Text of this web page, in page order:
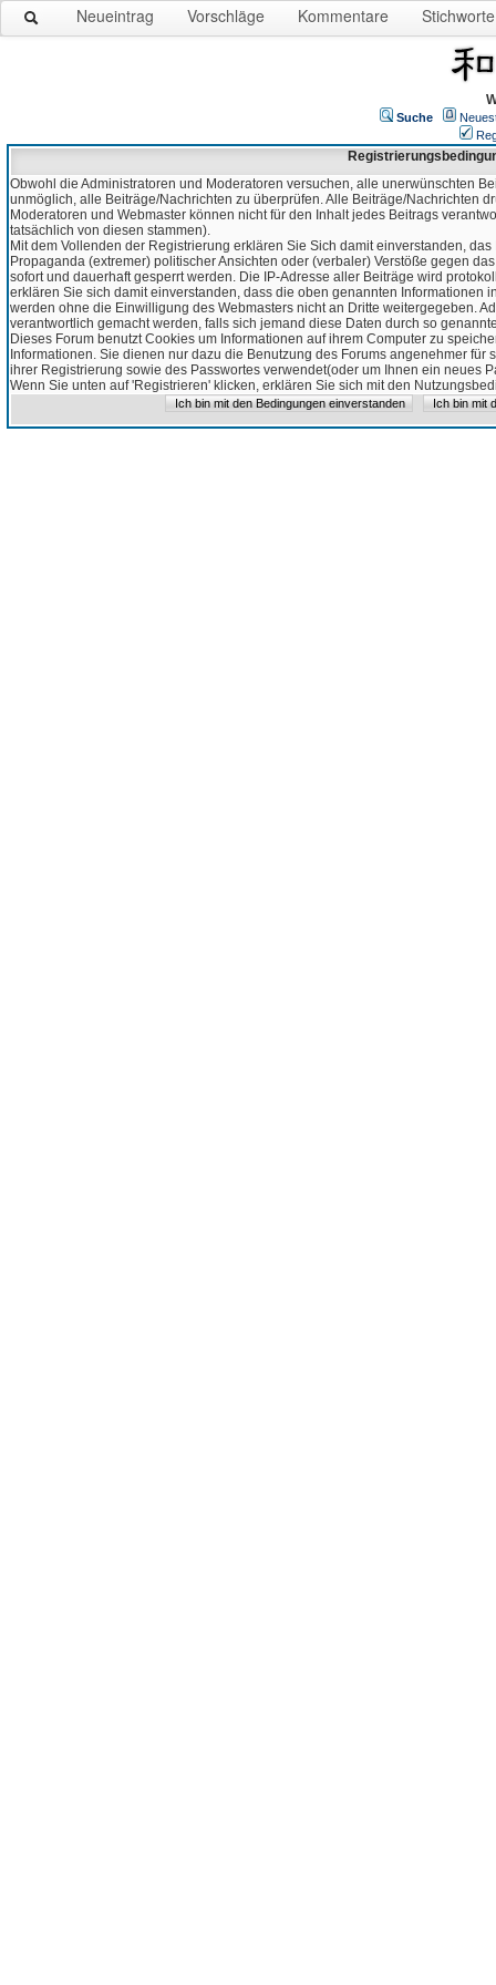
Neueintrag Vorschläge Kommentare Stichworte
Suche
Obwohl die Administratoren und Moderatoren versuchen, alle unerwünschten
unmöglich, alle Beiträge/Nachrichten zu überprüfen. Alle Beiträge/Nachrichten
Moderatoren und Webmaster können nicht für den Inhalt jedes Beitrags
tatsächlich von diesen stammen).
Mit dem Vollenden der Registrierung erklären Sie Sich damit einverstanden,
Propaganda (extremer) politischer Ansichten oder (verbaler) Verstöße gegen
sofort und dauerhaft gesperrt werden. Die IP-Adresse aller Beiträge wird
erklären Sie sich damit einverstanden, dass die oben genannten Informationen
werden ohne die Einwilligung des Webmasters nicht an Dritte weitergegeben.
verantwortlich gemacht werden, falls sich jemand diese Daten durch so
Dieses Forum benutzt Cookies um Informationen auf ihrem Computer zu
Informationen. Sie dienen nur dazu die Benutzung des Forums angenehmer
ihrer Registrierung sowie des Passwortes verwendet(oder um Ihnen ein neues
Wenn Sie unten auf 'Registrieren' klicken, erklären Sie sich mit den